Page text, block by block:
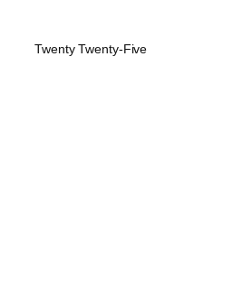
Twenty Twenty-Five